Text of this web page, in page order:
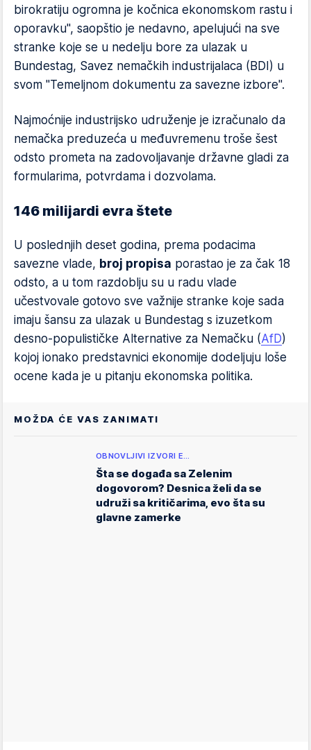
birokratiju ogromna je kočnica ekonomskom rastu i
oporavku", saopštio je nedavno, apelujući na sve
stranke koje se u nedelju bore za ulazak u
Bundestag, Savez nemačkih industrijalaca (BDI) u
svom "Temeljnom dokumentu za savezne izbore".
Najmoćnije industrijsko udruženje je izračunalo da
nemačka preduzeća u međuvremenu troše šest
odsto prometa na zadovoljavanje državne gladi za
formularima, potvrdama i dozvolama.
146 milijardi evra štete
U poslednjih deset godina, prema podacima
savezne vlade, broj propisa porastao je za čak 18
odsto, a u tom razdoblju su u radu vlade
učestvovale gotovo sve važnije stranke koje sada
imaju šansu za ulazak u Bundestag s izuzetkom
desno-populističke Alternative za Nemačku (AfD)
kojoj ionako predstavnici ekonomije dodeljuju loše
ocene kada je u pitanju ekonomska politika.
MOŽDA ĆE VAS ZANIMATI
OBNOVLJIVI IZVORI E…
Šta se događa sa Zelenim
dogovorom? Desnica želi da se
udruži sa kritičarima, evo šta su
glavne zamerke